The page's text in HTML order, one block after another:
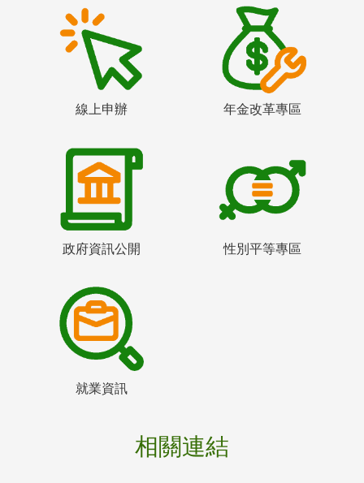
線上申辦 年金改革專區
政府資訊公開 性別平等專區
就業資訊
相關連結